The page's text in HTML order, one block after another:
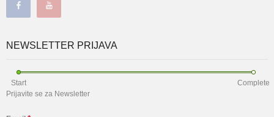
NEWSLETTER PRIJAVA
Start
Complete
Prijavite se za Newsletter